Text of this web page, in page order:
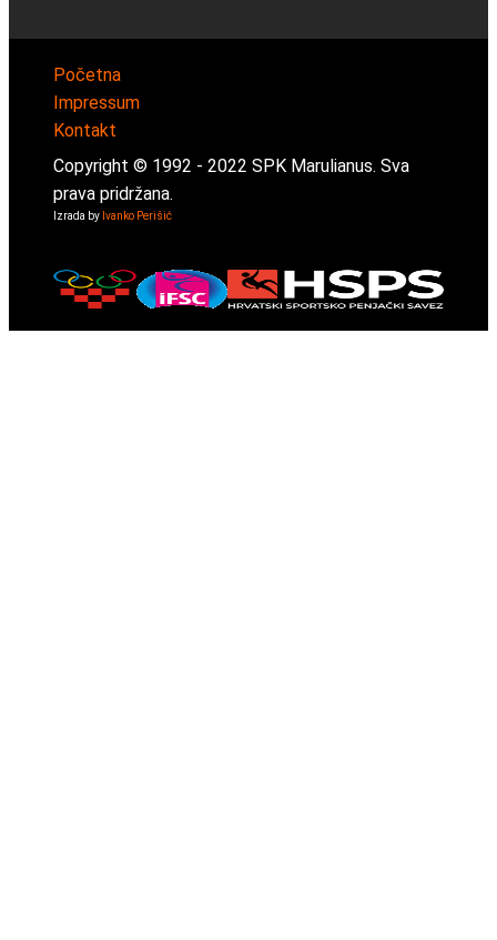
Početna
Impressum
Kontakt
Copyright © 1992 - 2022 SPK Marulianus. Sva
prava pridržana.
Izrada by Ivanko Perišić